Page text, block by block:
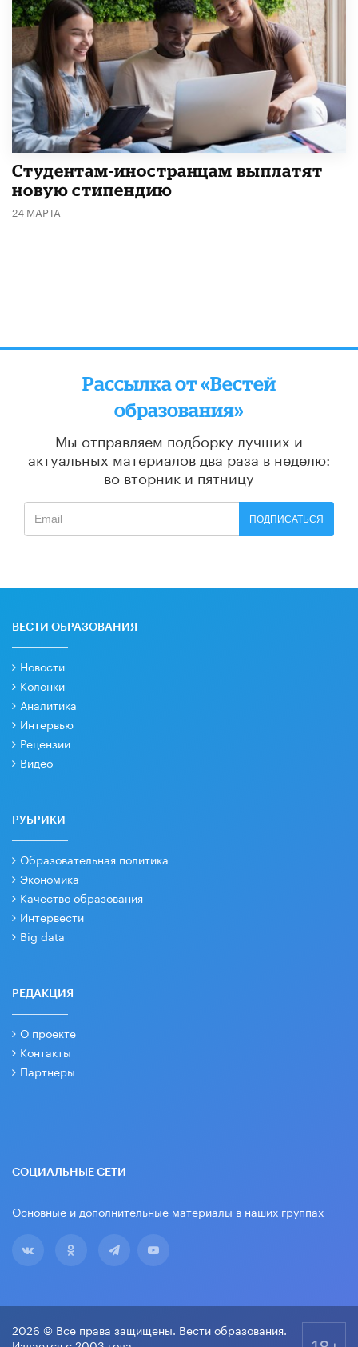
Студентам-иностранцам выплатят
новую стипендию
24 МАРТА
Рассылка от «Вестей
образования»
Мы отправляем подборку лучших и
актуальных материалов два раза в неделю:
во вторник и пятницу
ПОДПИСАТЬСЯ
ВЕСТИ ОБРАЗОВАНИЯ
Новости
Колонки
Аналитика
Интервью
Рецензии
Видео
РУБРИКИ
Образовательная политика
Экономика
Качество образования
Интервести
Big data
РЕДАКЦИЯ
О проекте
Контакты
Партнеры
СОЦИАЛЬНЫЕ СЕТИ
Основные и дополнительные материалы в наших группах
2026 © Все права защищены. Вести образования.